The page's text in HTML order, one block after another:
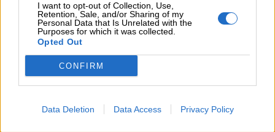
I want to opt-out of Collection, Use,
Retention, Sale, and/or Sharing of my
Personal Data that Is Unrelated with the
Purposes for which it was collected.
Opted Out
CONFIRM
Data Deletion Data Access Privacy Policy
04.08.2026 - 09:19
Ελληνική Ένωση Τραπεζών: Μέτρα στήριξης για τις
οικογένειες των θυμάτων και τους πυρόπληκτους
ΠΕΡΙΣΣΟΤΕΡΑ